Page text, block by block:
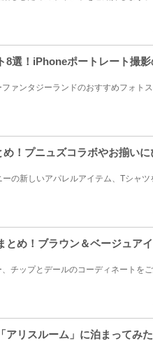
8選！iPhoneポートレート撮
め！プニュズコラボやお揃い
とめ！ブラウン＆ベージュア
アリスルーム」に泊まってみ